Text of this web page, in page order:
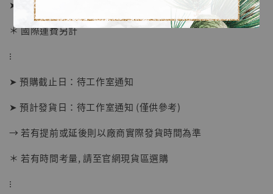
➤ 1/6價格 10380元 (訂金4280)
＊ 國際運費另計
⁝
➤ 預購截止日：待工作室通知
➤ 預計發貨日：待工作室通知 (僅供參考)
→ 若有提前或延後則以廠商實際發貨時間為準
＊ 若有時間考量, 請至官網現貨區選購
⁝